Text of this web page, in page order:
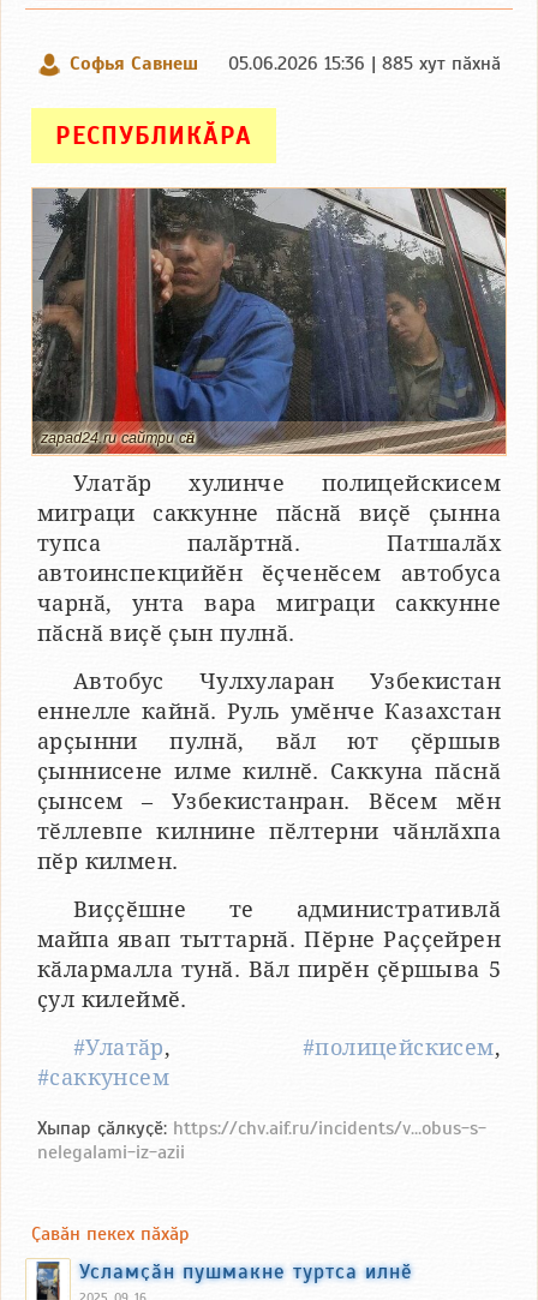
Софья Савнеш 05.06.2026 15:36 | 885 хут пӑхнӑ
РЕСПУБЛИКӐРА
zapad24.ru сайтри сӑн
Улатӑр хулинче полицейскисем
миграци саккунне пӑснӑ виҫӗ ҫынна
тупса палӑртнӑ. Патшалӑх
автоинспекцийӗн ӗҫченӗсем автобуса
чарнӑ, унта вара миграци саккунне
пӑснӑ виҫӗ ҫын пулнӑ.
Автобус Чулхуларан Узбекистан
еннелле кайнӑ. Руль умӗнче Казахстан
арҫынни пулнӑ, вӑл ют ҫӗршыв
ҫыннисене илме килнӗ. Саккуна пӑснӑ
ҫынсем – Узбекистанран. Вӗсем мӗн
тӗллевпе килнине пӗлтерни чӑнлӑхпа
пӗр килмен.
Виҫҫӗшне те административлӑ
майпа явап тыттарнӑ. Пӗрне Раҫҫейрен
кӑлармалла тунӑ. Вӑл пирӗн ҫӗршыва 5
ҫул килеймӗ.
#Улатӑр, #полицейскисем,
#саккунсем
Хыпар ҫӑлкуҫӗ: https://chv.aif.ru/incidents/v...obus-s-
nelegalami-iz-azii
Ҫавӑн пекех пӑхӑр
Усламҫӑн пушмакне туртса илнӗ